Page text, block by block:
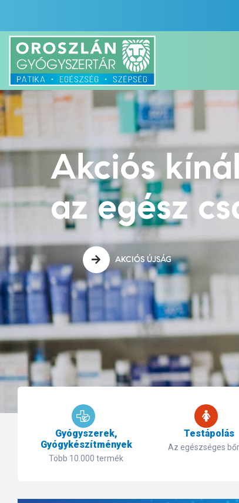
AKCIÓS ÚJSÁG
Akciós
az egész
Gyógyszerek,
Gyógykészítmények
Több 10.000 termék
Testápolás
Az egészséges